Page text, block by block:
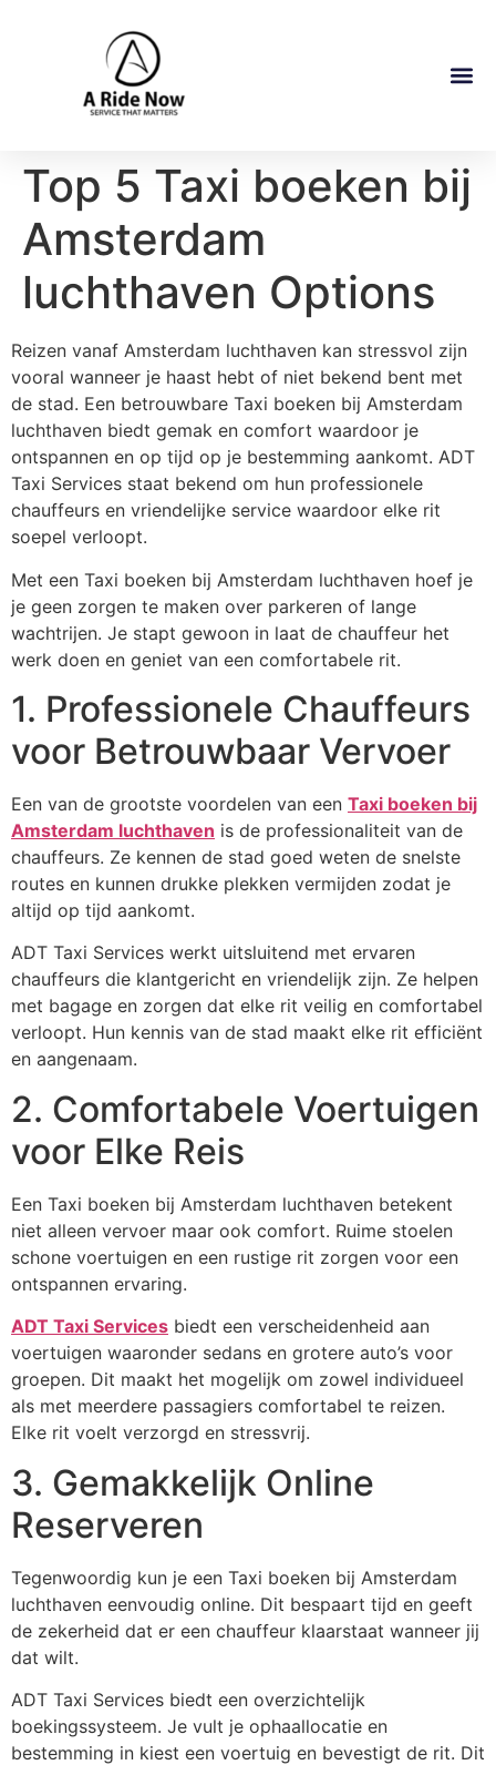
Top 5 Taxi boeken bij
Amsterdam
luchthaven Options
Reizen vanaf Amsterdam luchthaven kan stressvol zijn
vooral wanneer je haast hebt of niet bekend bent met
de stad. Een betrouwbare Taxi boeken bij Amsterdam
luchthaven biedt gemak en comfort waardoor je
ontspannen en op tijd op je bestemming aankomt. ADT
Taxi Services staat bekend om hun professionele
chauffeurs en vriendelijke service waardoor elke rit
soepel verloopt.
Met een Taxi boeken bij Amsterdam luchthaven hoef je
je geen zorgen te maken over parkeren of lange
wachtrijen. Je stapt gewoon in laat de chauffeur het
werk doen en geniet van een comfortabele rit.
1. Professionele Chauffeurs
voor Betrouwbaar Vervoer
Een van de grootste voordelen van een Taxi boeken bij
Amsterdam luchthaven is de professionaliteit van de
chauffeurs. Ze kennen de stad goed weten de snelste
routes en kunnen drukke plekken vermijden zodat je
altijd op tijd aankomt.
ADT Taxi Services werkt uitsluitend met ervaren
chauffeurs die klantgericht en vriendelijk zijn. Ze helpen
met bagage en zorgen dat elke rit veilig en comfortabel
verloopt. Hun kennis van de stad maakt elke rit efficiënt
en aangenaam.
2. Comfortabele Voertuigen
voor Elke Reis
Een Taxi boeken bij Amsterdam luchthaven betekent
niet alleen vervoer maar ook comfort. Ruime stoelen
schone voertuigen en een rustige rit zorgen voor een
ontspannen ervaring.
ADT Taxi Services biedt een verscheidenheid aan
voertuigen waaronder sedans en grotere auto’s voor
groepen. Dit maakt het mogelijk om zowel individueel
als met meerdere passagiers comfortabel te reizen.
Elke rit voelt verzorgd en stressvrij.
3. Gemakkelijk Online
Reserveren
Tegenwoordig kun je een Taxi boeken bij Amsterdam
luchthaven eenvoudig online. Dit bespaart tijd en geeft
de zekerheid dat er een chauffeur klaarstaat wanneer jij
dat wilt.
ADT Taxi Services biedt een overzichtelijk
boekingssysteem. Je vult je ophaallocatie en
bestemming in kiest een voertuig en bevestigt de rit. Dit